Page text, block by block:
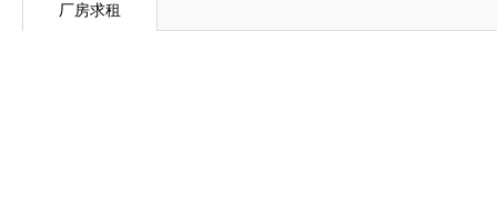
厂房求租